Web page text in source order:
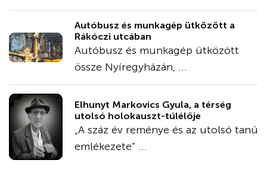
Autóbusz és munkagép ütközött a
Rákóczi utcában
Autóbusz és munkagép ütközött
össze Nyíregyházán, ...
Elhunyt Markovics Gyula, a térség
utolsó holokauszt-túlélője
„A száz év reménye és az utolsó tanú
emlékezete” ...